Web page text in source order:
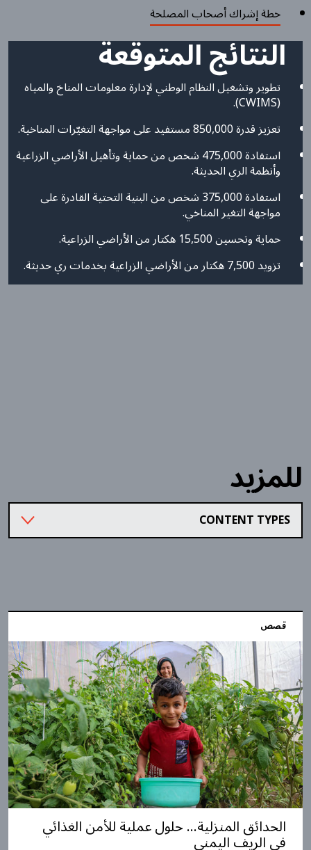
خطة إشراك أصحاب المصلحة
النتائج المتوقعة
تطوير وتشغيل النظام الوطني لإدارة معلومات المناخ والمياه
(CWIMS).
تعزيز قدرة 850,000 مستفيد على مواجهة التغيّرات المناخية.
استفادة 475,000 شخص من حماية وتأهيل الأراضي الزراعية
وأنظمة الري الحديثة.
استفادة 375,000 شخص من البنية التحتية القادرة على
مواجهة التغير المناخي.
حماية وتحسين 15,500 هكتار من الأراضي الزراعية.
تزويد 7,500 هكتار من الأراضي الزراعية بخدمات ري حديثة.
للمزيد
CONTENT TYPES
قصص
الحدائق المنزلية... حلول عملية للأمن الغذائي
في الريف اليمني